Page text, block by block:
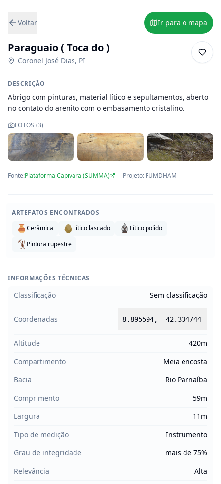
Voltar Ir para o mapa
Paraguaio ( Toca do )
Coronel José Dias, PI
DESCRIÇÃO
Abrigo com pinturas, material lítico e sepultamentos, aberto
no contato do arenito com o embasamento cristalino.
FOTOS (3)
Fonte:Plataforma Capivara (SUMMA) — Projeto: FUMDHAM
ARTEFATOS ENCONTRADOS
Cerâmica
Lítico lascado
Lítico polido
Pintura rupestre
INFORMAÇÕES TÉCNICAS
Classificação Sem classificação
Coordenadas -8.895594, -42.334744
Altitude
420m
Compartimento
Meia encosta
Bacia
Rio Parnaíba
Comprimento
59m
Largura
11m
Tipo de medição
Instrumento
Grau de integridade
mais de 75%
Relevância
Alta